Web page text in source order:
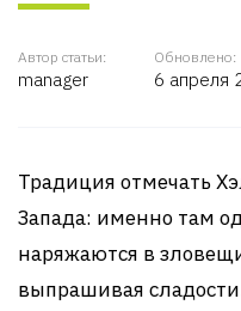
Автор статьи:
manager
Обновлено:
6 апреля
Традиция отмечать
Запада: именно там
наряжаются в
выпрашивая